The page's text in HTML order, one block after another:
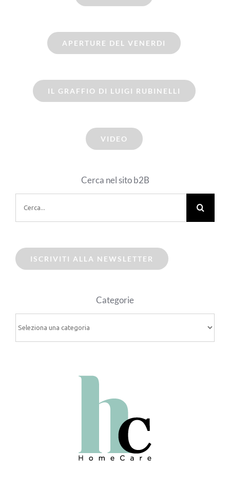
APERTURE DEL VENERDI
IL GRAFFIO DI LUIGI RUBINELLI
VIDEO
Cerca nel sito b2B
per:
ISCRIVITI ALLA NEWSLETTER
Categorie